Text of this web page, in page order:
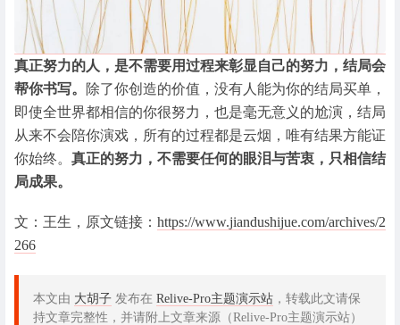
真正努力的人，是不需要用过程来彰显自己的努力，结局会
帮你书写。
除了你创造的价值，没有人能为你的结局买单，
即使全世界都相信的你很努力，也是毫无意义的尬演，结局
从来不会陪你演戏，所有的过程都是云烟，唯有结果方能证
你始终。 真正的努力，不需要任何的眼泪与苦衷，只相信结
局成果。
文：王生，原文链接： https://www.jiandushijue.com/archives/2
266
本文由 大胡子 发布在 Relive-Pro主题演示站 ，转载此文请保
持文章完整性，并请附上文章来源（Relive-Pro主题演示站）